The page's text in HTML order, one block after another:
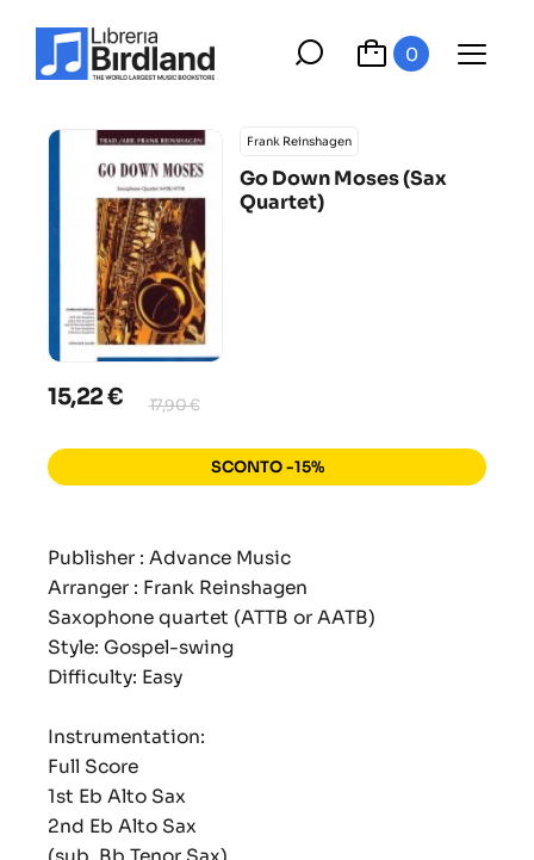
0
Frank Reinshagen
Go Down Moses (Sax
Quartet)
15,22 € 17,90 €
SCONTO -15%
Publisher : Advance Music
Arranger : Frank Reinshagen
Saxophone quartet (ATTB or AATB)
Style: Gospel-swing
Difficulty: Easy
Instrumentation:
Full Score
1st Eb Alto Sax
2nd Eb Alto Sax